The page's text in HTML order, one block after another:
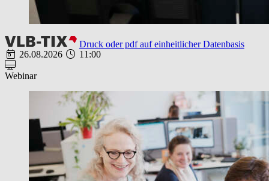
Druck oder pdf auf einheitlicher Datenbasis
26.08.2026
11:00
Webinar